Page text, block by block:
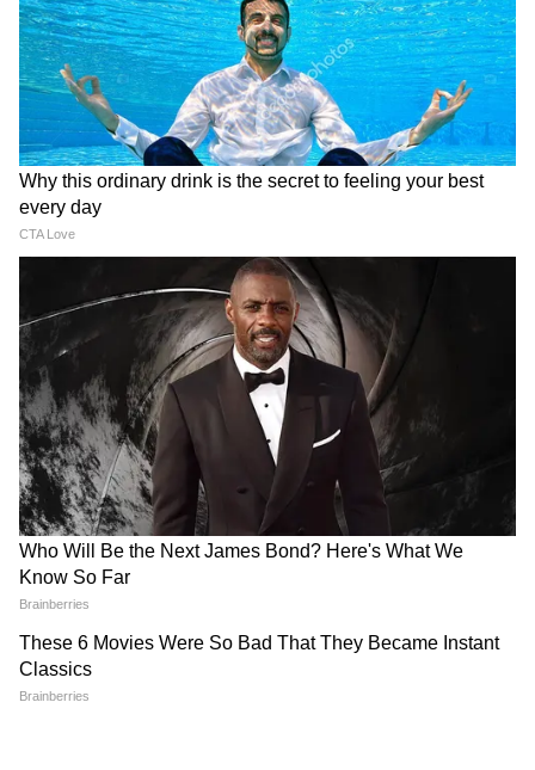
LATEST VIDEOS
Dilip Ghosh: 'কেউ তৃণমূলীদের দলে নিলে
সে সাসপেন্ড হবে', বিজেপি নেতাদের কড়া
Suvendu Adhikari: ভবানীপুরের গুরুদ্বারে
গিয়ে বড় কথা মুখ্যমন্ত্রী শুভেন্দুর, হৃদয়
ছুঁলেন শিখদের